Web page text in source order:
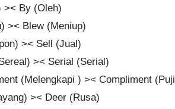
>< By (Oleh)
>< Blew (Meniup)
>< Sell (Jual)
>< Serial (Serial)
(Melengkapi ) >< Compliment
>< Deer (Rusa)